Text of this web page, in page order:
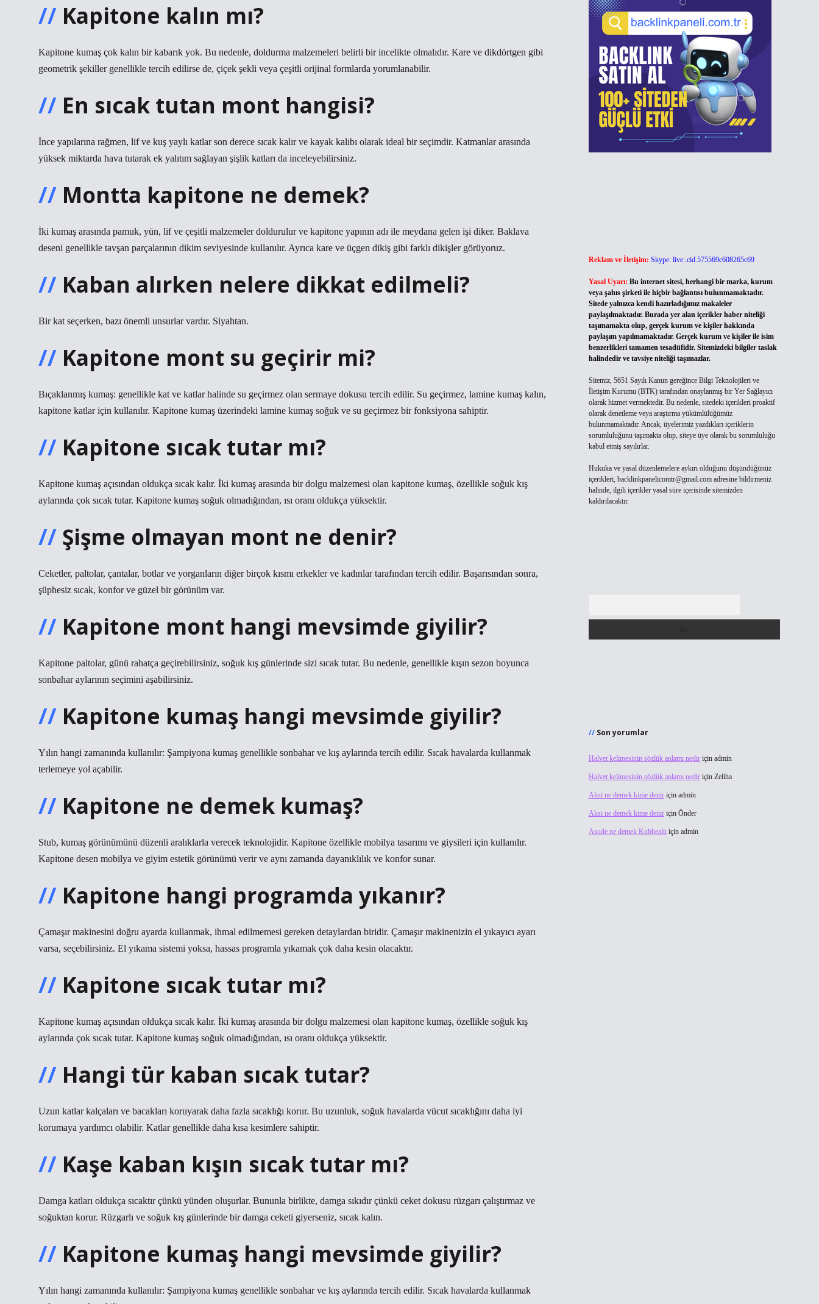
Kapitone kalın mı?
Kapitone kumaş çok kalın bir kabarık yok. Bu nedenle, doldurma malzemeleri belirli bir incelikte olmalıdır. Kare ve dikdörtgen gibi
geometrik şekiller genellikle tercih edilirse de, çiçek şekli veya çeşitli orijinal formlarda yorumlanabilir.
En sıcak tutan mont hangisi?
İnce yapılarına rağmen, lif ve kuş yaylı katlar son derece sıcak kalır ve kayak kalıbı olarak ideal bir seçimdir. Katmanlar arasında
yüksek miktarda hava tutarak ek yalıtım sağlayan şişlik katları da inceleyebilirsiniz.
Montta kapitone ne demek?
İki kumaş arasında pamuk, yün, lif ve çeşitli malzemeler doldurulur ve kapitone yapının adı ile meydana gelen işi diker. Baklava
deseni genellikle tavşan parçalarının dikim seviyesinde kullanılır. Ayrıca kare ve üçgen dikiş gibi farklı dikişler görüyoruz.
Kaban alırken nelere dikkat edilmeli?
Bir kat seçerken, bazı önemli unsurlar vardır. Siyahtan.
Kapitone mont su geçirir mi?
Bıçaklanmış kumaş: genellikle kat ve katlar halinde su geçirmez olan sermaye dokusu tercih edilir. Su geçirmez, lamine kumaş kalın,
kapitone katlar için kullanılır. Kapitone kumaş üzerindeki lamine kumaş soğuk ve su geçirmez bir fonksiyona sahiptir.
Kapitone sıcak tutar mı?
Kapitone kumaş açısından oldukça sıcak kalır. İki kumaş arasında bir dolgu malzemesi olan kapitone kumaş, özellikle soğuk kış
aylarında çok sıcak tutar. Kapitone kumaş soğuk olmadığından, ısı oranı oldukça yüksektir.
Şişme olmayan mont ne denir?
Ceketler, paltolar, çantalar, botlar ve yorganların diğer birçok kısmı erkekler ve kadınlar tarafından tercih edilir. Başarısından sonra,
şüphesiz sıcak, konfor ve güzel bir görünüm var.
Kapitone mont hangi mevsimde giyilir?
Kapitone paltolar, günü rahatça geçirebilirsiniz, soğuk kış günlerinde sizi sıcak tutar. Bu nedenle, genellikle kışın sezon boyunca
sonbahar aylarının seçimini aşabilirsiniz.
Kapitone kumaş hangi mevsimde giyilir?
Yılın hangi zamanında kullanılır: Şampiyona kumaş genellikle sonbahar ve kış aylarında tercih edilir. Sıcak havalarda kullanmak
terlemeye yol açabilir.
Kapitone ne demek kumaş?
Stub, kumaş görünümünü düzenli aralıklarla verecek teknolojidir. Kapitone özellikle mobilya tasarımı ve giysileri için kullanılır.
Kapitone desen mobilya ve giyim estetik görünümü verir ve aynı zamanda dayanıklılık ve konfor sunar.
Kapitone hangi programda yıkanır?
Çamaşır makinesini doğru ayarda kullanmak, ihmal edilmemesi gereken detaylardan biridir. Çamaşır makinenizin el yıkayıcı ayarı
varsa, seçebilirsiniz. El yıkama sistemi yoksa, hassas programla yıkamak çok daha kesin olacaktır.
Kapitone sıcak tutar mı?
Kapitone kumaş açısından oldukça sıcak kalır. İki kumaş arasında bir dolgu malzemesi olan kapitone kumaş, özellikle soğuk kış
aylarında çok sıcak tutar. Kapitone kumaş soğuk olmadığından, ısı oranı oldukça yüksektir.
Hangi tür kaban sıcak tutar?
Uzun katlar kalçaları ve bacakları koruyarak daha fazla sıcaklığı korur. Bu uzunluk, soğuk havalarda vücut sıcaklığını daha iyi
korumaya yardımcı olabilir. Katlar genellikle daha kısa kesimlere sahiptir.
Kaşe kaban kışın sıcak tutar mı?
Damga katları oldukça sıcaktır çünkü yünden oluşurlar. Bununla birlikte, damga sıkıdır çünkü ceket dokusu rüzgarı çalıştırmaz ve
soğuktan korur. Rüzgarlı ve soğuk kış günlerinde bir damga ceketi giyerseniz, sıcak kalın.
Kapitone kumaş hangi mevsimde giyilir?
Yılın hangi zamanında kullanılır: Şampiyona kumaş genellikle sonbahar ve kış aylarında tercih edilir. Sıcak havalarda kullanmak
Reklam ve İletişim: Skype: live:.cid.575569c608265c69
Yasal Uyarı: Bu internet sitesi, herhangi bir marka, kurum
veya şahıs şirketi ile hiçbir bağlantısı bulunmamaktadır.
Sitede yalnızca kendi hazırladığımız makaleler
paylaşılmaktadır. Burada yer alan içerikler haber niteliği
taşımamakta olup, gerçek kurum ve kişiler hakkında
paylaşım yapılmamaktadır. Gerçek kurum ve kişiler ile isim
benzerlikleri tamamen tesadüfidir. Sitemizdeki bilgiler taslak
halindedir ve tavsiye niteliği taşımazlar.
Sitemiz, 5651 Sayılı Kanun gereğince Bilgi Teknolojileri ve
İletişim Kurumu (BTK) tarafından onaylanmış bir Yer Sağlayıcı
olarak hizmet vermektedir. Bu nedenle, sitedeki içerikleri proaktif
olarak denetleme veya araştırma yükümlülüğümüz
bulunmamaktadır. Ancak, üyelerimiz yazdıkları içeriklerin
sorumluluğunu taşımakta olup, siteye üye olarak bu sorumluluğu
kabul etmiş sayılırlar.
Hukuka ve yasal düzenlemelere aykırı olduğunu düşündüğünüz
içerikleri, backlinkpanelicomtr@gmail.comadresine bildirmeniz
halinde, ilgili içerikler yasal süre içerisinde sitemizden
kaldırılacaktır.
Son yorumlar
Halvet kelimesinin sözlük anlamı nediriçin admin
Halvet kelimesinin sözlük anlamı nediriçin Zeliha
Aksi ne demek kime deniriçin admin
Aksi ne demek kime deniriçin Önder
Asude ne demek Kubbealtıiçin admin